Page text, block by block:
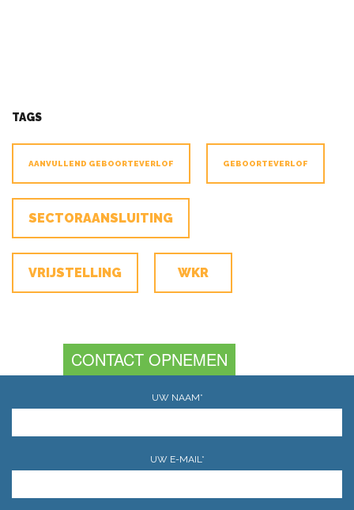
TAGS
AANVULLEND GEBOORTEVERLOF GEBOORTEVERLOF
SECTORAANSLUITING
VRIJSTELLING WKR
CONTACT OPNEMEN
UW NAAM*
UW E-MAIL*